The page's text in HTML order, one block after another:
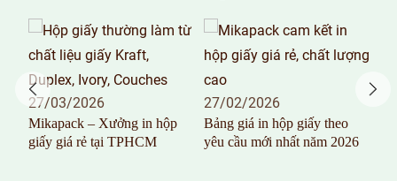
27/03/2026
Mikapack – Xưởng in hộp
giấy giá rẻ tại TPHCM
27/02/2026
Bảng giá in hộp giấy theo
yêu cầu mới nhất năm 2026